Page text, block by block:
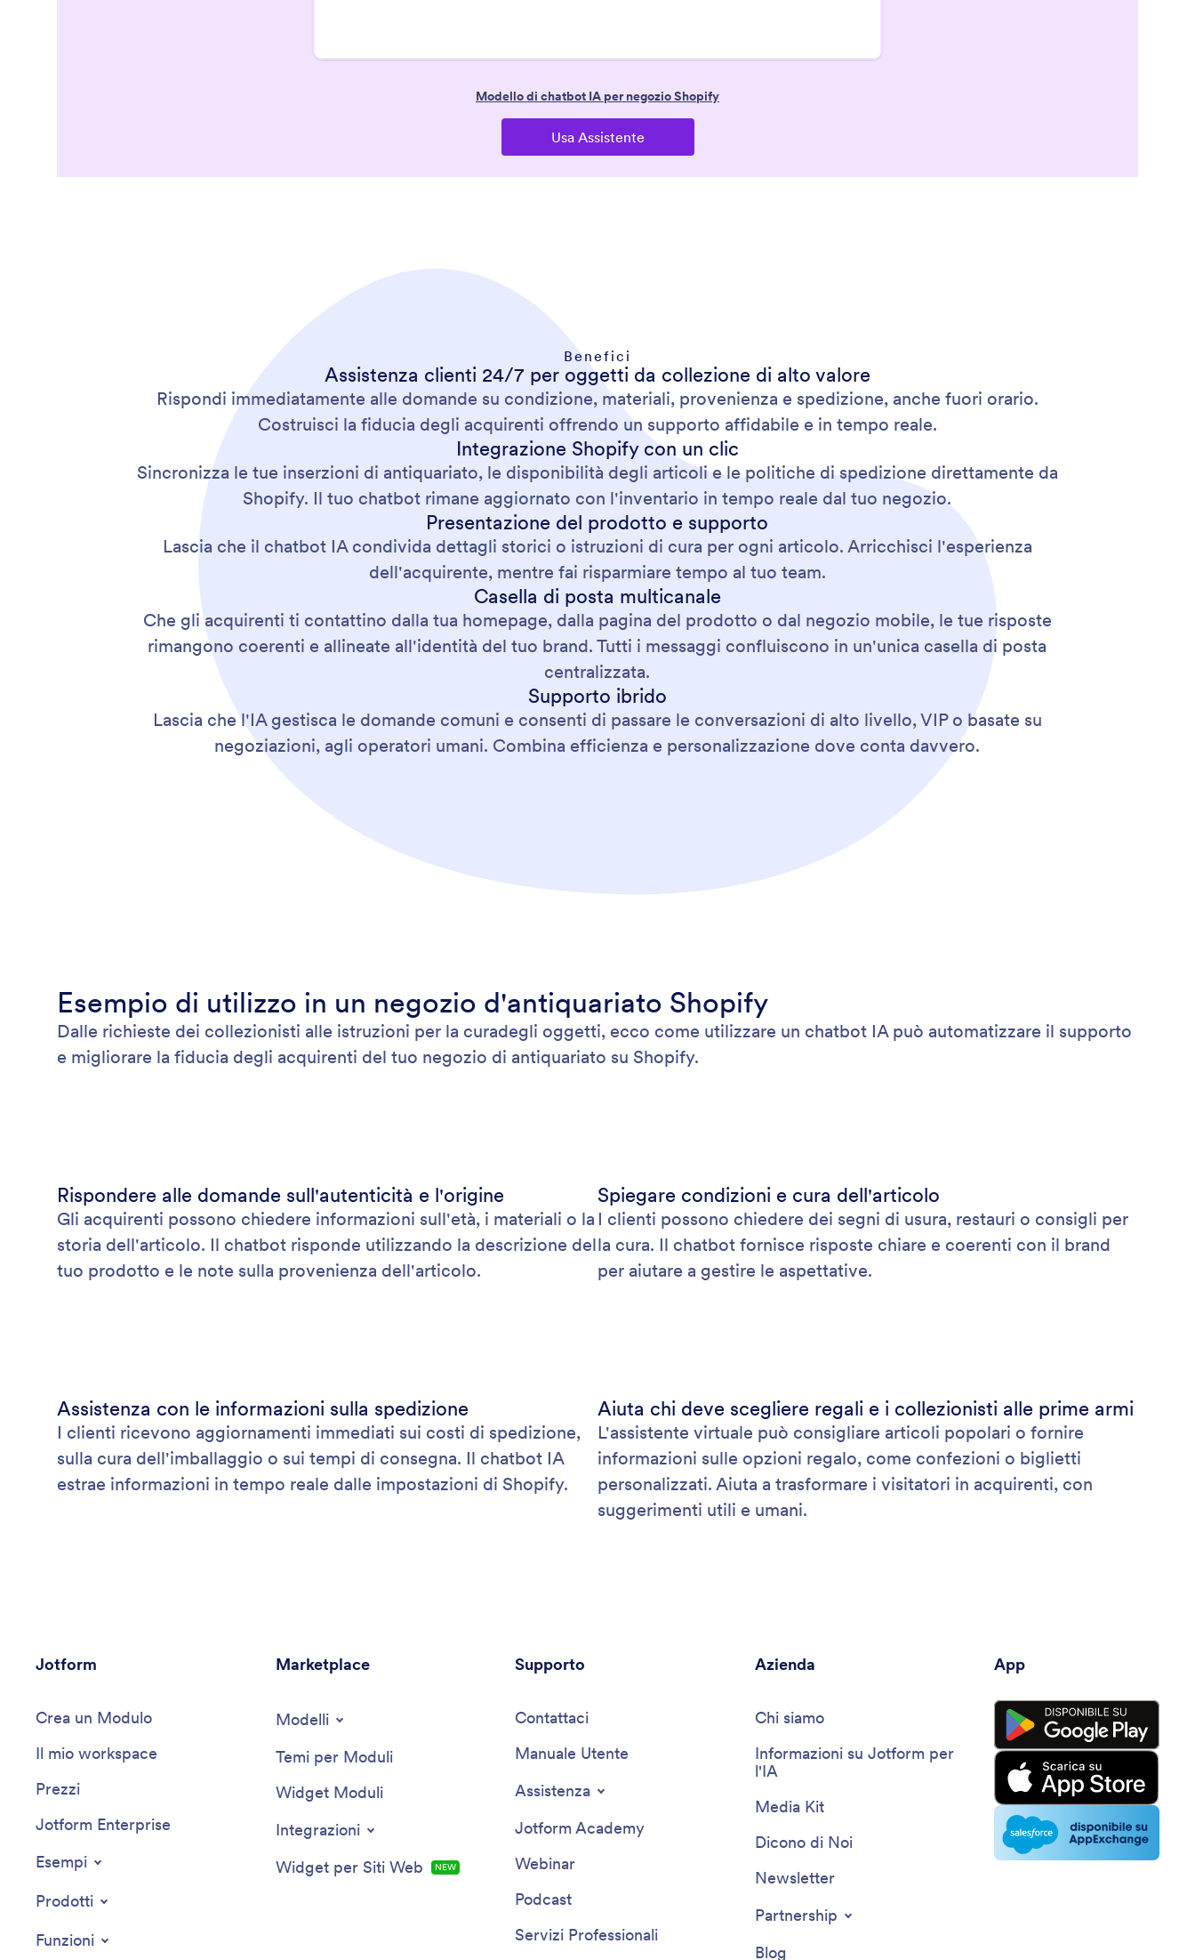
Benefici
Assistenza clienti 24/7 per oggetti da collezione di alto valore
Rispondi immediatamente alle domande su condizione, materiali, provenienza e spedizione, anche fuori orario.
Costruisci la fiducia degli acquirenti offrendo un supporto affidabile e in tempo reale.
Integrazione Shopify con un clic
Sincronizza le tue inserzioni di antiquariato, le disponibilità degli articoli e le politiche di spedizione direttamente da
Shopify. Il tuo chatbot rimane aggiornato con l'inventario in tempo reale dal tuo negozio.
Presentazione del prodotto e supporto
Lascia che il chatbot IA condivida dettagli storici o istruzioni di cura per ogni articolo. Arricchisci l'esperienza
dell'acquirente, mentre fai risparmiare tempo al tuo team.
Casella di posta multicanale
Che gli acquirenti ti contattino dalla tua homepage, dalla pagina del prodotto o dal negozio mobile, le tue risposte
rimangono coerenti e allineate all'identità del tuo brand. Tutti i messaggi confluiscono in un'unica casella di posta
centralizzata.
Supporto ibrido
Lascia che l'IA gestisca le domande comuni e consenti di passare le conversazioni di alto livello, VIP o basate su
negoziazioni, agli operatori umani. Combina efficienza e personalizzazione dove conta davvero.
Esempio di utilizzo in un negozio d'antiquariato Shopify
Dalle richieste dei collezionisti alle istruzioni per la curadegli oggetti, ecco come utilizzare un chatbot IA può automatizzare il supporto
e migliorare la fiducia degli acquirenti del tuo negozio di antiquariato su Shopify.
Rispondere alle domande sull'autenticità e l'origine
Gli acquirenti possono chiedere informazioni sull'età, i materiali o la
storia dell'articolo. Il chatbot risponde utilizzando la descrizione del
tuo prodotto e le note sulla provenienza dell'articolo.
Spiegare condizioni e cura dell'articolo
I clienti possono chiedere dei segni di usura, restauri o consigli per
la cura. Il chatbot fornisce risposte chiare e coerenti con il brand
per aiutare a gestire le aspettative.
Assistenza con le informazioni sulla spedizione
I clienti ricevono aggiornamenti immediati sui costi di spedizione,
sulla cura dell'imballaggio o sui tempi di consegna. Il chatbot IA
estrae informazioni in tempo reale dalle impostazioni di Shopify.
Aiuta chi deve scegliere regali e i collezionisti alle prime armi
L'assistente virtuale può consigliare articoli popolari o fornire
informazioni sulle opzioni regalo, come confezioni o biglietti
personalizzati. Aiuta a trasformare i visitatori in acquirenti, con
suggerimenti utili e umani.
Jotform
Crea un Modulo
Il mio workspace
Prezzi
Jotform Enterprise
Esempi
Prodotti
Funzioni
Marketplace
Modelli
Temi per Moduli
Widget Moduli
Integrazioni
Widget per Siti Web
NEW
Supporto
Contattaci
Manuale Utente
Assistenza
Jotform Academy
Webinar
Podcast
Servizi Professionali
Azienda
Chi siamo
Informazioni su Jotform per
l'IA
Media Kit
Dicono di Noi
Newsletter
Partnership
Blog
App